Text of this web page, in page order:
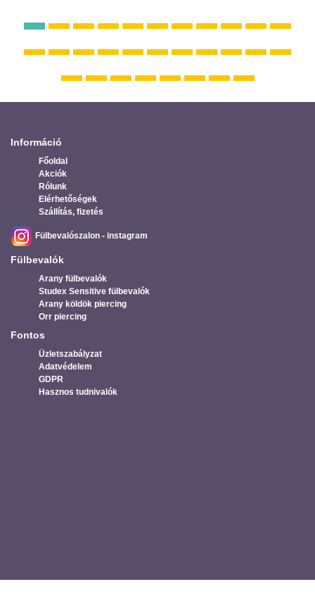
Információ
Főoldal
Akciók
Rólunk
Elérhetőségek
Szállítás, fizetés
Fülbevalószalon - instagram
Fülbevalók
Arany fülbevalók
Studex Sensitive fülbevalók
Arany köldök piercing
Orr piercing
Fontos
Üzletszabályzat
Adatvédelem
GDPR
Hasznos tudnivalók